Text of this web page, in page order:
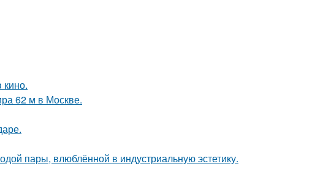
кино.
62 м в Москве.
пары, влюблённой в индустриальную эстетику.